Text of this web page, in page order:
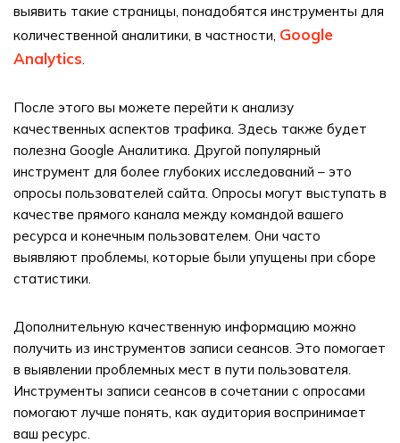
выявить такие страницы, понадобятся инструменты для
количественной аналитики, в частности, Google
Analytics.
После этого вы можете перейти к анализу
качественных аспектов трафика. Здесь также будет
полезна Google Аналитика. Другой популярный
инструмент для более глубоких исследований – это
опросы пользователей сайта. Опросы могут выступать в
качестве прямого канала между командой вашего
ресурса и конечным пользователем. Они часто
выявляют проблемы, которые были упущены при сборе
статистики.
Дополнительную качественную информацию можно
получить из инструментов записи сеансов. Это помогает
в выявлении проблемных мест в пути пользователя.
Инструменты записи сеансов в сочетании с опросами
помогают лучше понять, как аудитория воспринимает
ваш ресурс.